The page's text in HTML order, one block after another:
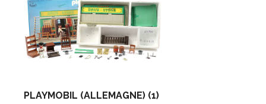
PLAYMOBIL (ALLEMAGNE) (1)